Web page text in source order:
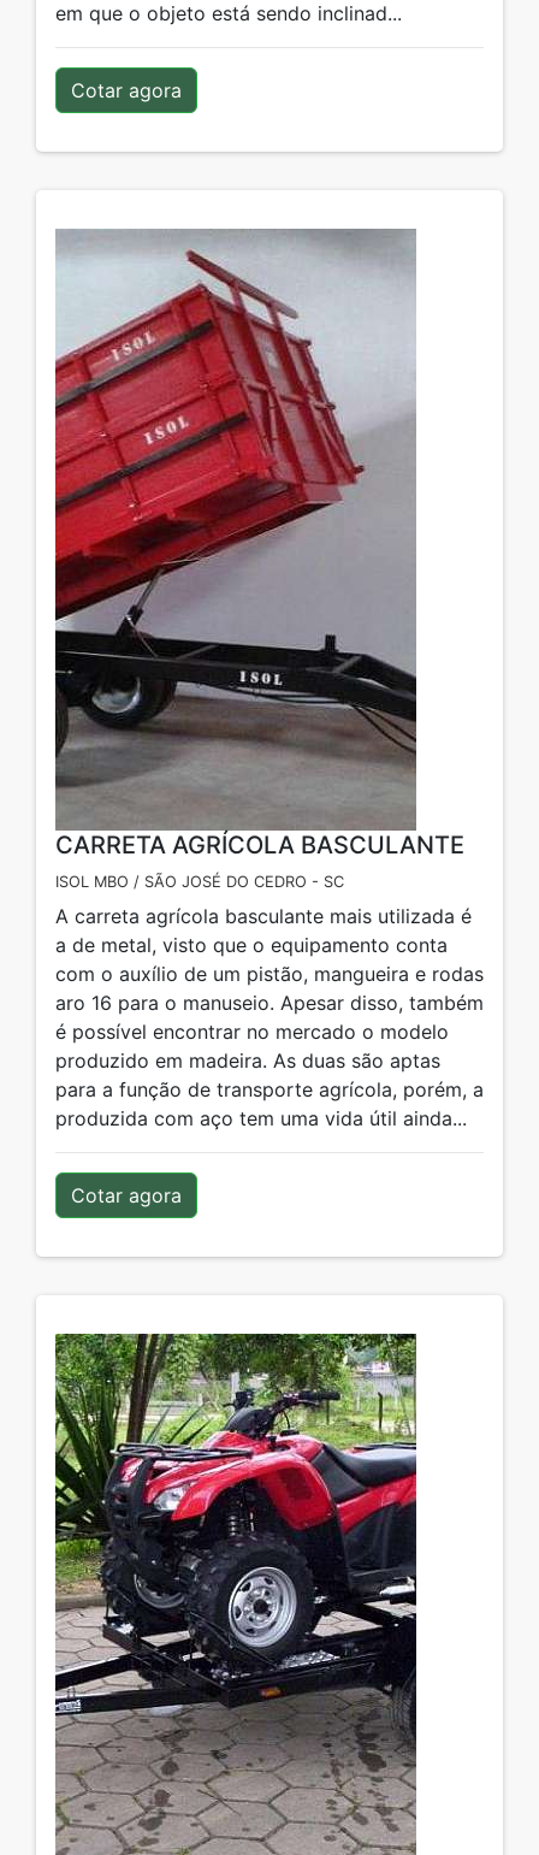
em que o objeto está sendo inclinad...
Cotar agora
CARRETA AGRÍCOLA BASCULANTE
ISOL MBO / SÃO JOSÉ DO CEDRO - SC
A carreta agrícola basculante mais utilizada é
a de metal, visto que o equipamento conta
com o auxílio de um pistão, mangueira e rodas
aro 16 para o manuseio. Apesar disso, também
é possível encontrar no mercado o modelo
produzido em madeira. As duas são aptas
para a função de transporte agrícola, porém, a
produzida com aço tem uma vida útil ainda...
Cotar agora